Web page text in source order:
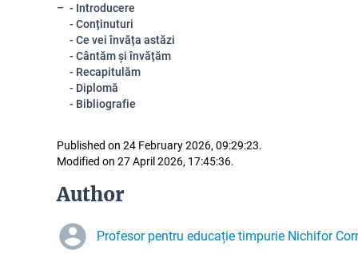
- Introducere
- Conținuturi
- Ce vei învăța astăzi
- Cântăm și învățăm
- Recapitulăm
- Diplomă
- Bibliografie
Published on 24 February 2026, 09:29:23.
Modified on 27 April 2026, 17:45:36.
Author
Profesor pentru educație timpurie Nichifor